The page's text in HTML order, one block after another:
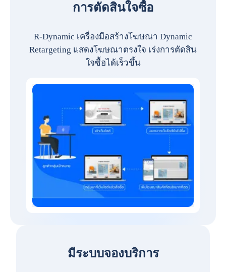
การตัดสินใจซื้อ
R-Dynamic เครื่องมือสร้างโฆษณา Dynamic
Retargeting แสดงโฆษณาตรงใจ เร่งการตัดสิน
ใจซื้อได้เร็วขึ้น
มีระบบจองบริการ